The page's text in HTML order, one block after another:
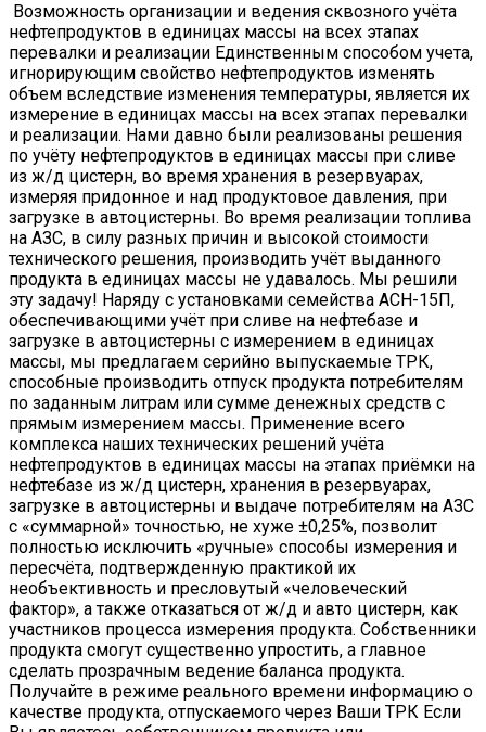
Возможность организации и ведения сквозного учёта
нефтепродуктов в единицах массы на всех этапах
перевалки и реализации Единственным способом учета,
игнорирующим свойство нефтепродуктов изменять
объем вследствие изменения температуры, является их
измерение в единицах массы на всех этапах перевалки
и реализации. Нами давно были реализованы решения
по учёту нефтепродуктов в единицах массы при сливе
из ж/д цистерн, во время хранения в резервуарах,
измеряя придонное и над продуктовое давления, при
загрузке в автоцистерны. Во время реализации топлива
на АЗС, в силу разных причин и высокой стоимости
технического решения, производить учёт выданного
продукта в единицах массы не удавалось. Мы решили
эту задачу! Наряду с установками семейства АСН-15П,
обеспечивающими учёт при сливе на нефтебазе и
загрузке в автоцистерны с измерением в единицах
массы, мы предлагаем серийно выпускаемые ТРК,
способные производить отпуск продукта потребителям
по заданным литрам или сумме денежных средств с
прямым измерением массы. Применение всего
комплекса наших технических решений учёта
нефтепродуктов в единицах массы на этапах приёмки на
нефтебазе из ж/д цистерн, хранения в резервуарах,
загрузке в автоцистерны и выдаче потребителям на АЗС
с «суммарной» точностью, не хуже ±0,25%, позволит
полностью исключить «ручные» способы измерения и
пересчёта, подтвержденную практикой их
необъективность и пресловутый «человеческий
фактор», а также отказаться от ж/д и авто цистерн, как
участников процесса измерения продукта. Собственники
продукта смогут существенно упростить, а главное
сделать прозрачным ведение баланса продукта.
Получайте в режиме реального времени информацию о
качестве продукта, отпускаемого через Ваши ТРК Если